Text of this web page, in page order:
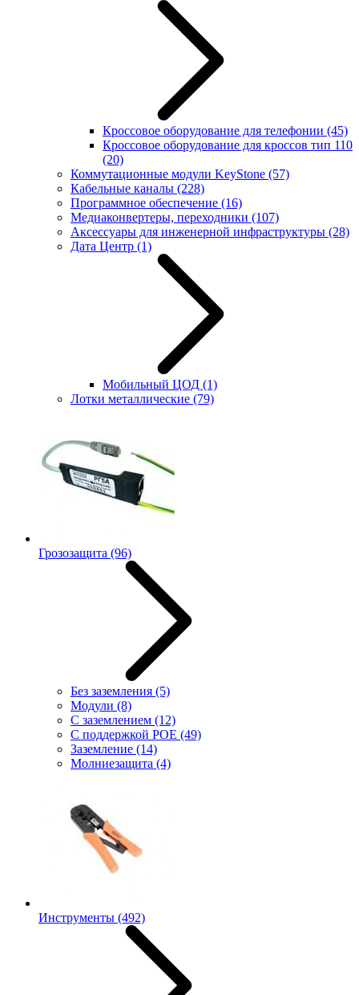
Кроссовое оборудование для телефонии (45)
Кроссовое оборудование для кроссов тип 110
(20)
Коммутационные модули KeyStone (57)
Кабельные каналы (228)
Программное обеспечение (16)
Медиаконвертеры, переходники (107)
Аксессуары для инженерной инфраструктуры (28)
Дата Центр (1)
Мобильный ЦОД (1)
Лотки металлические (79)
Грозозащита (96)
Без заземления (5)
Модули (8)
С заземлением (12)
С поддержкой POE (49)
Заземление (14)
Молниезащита (4)
Инструменты (492)